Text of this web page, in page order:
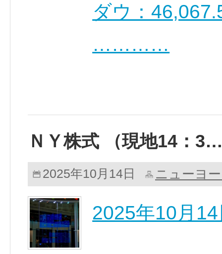
ダウ：
…………
ＮＹ株式 （現地14：
2025年10月14日 ニューヨ
2025年10月